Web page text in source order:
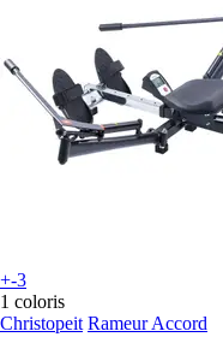
+-3
1 coloris
Christopeit Rameur Accord